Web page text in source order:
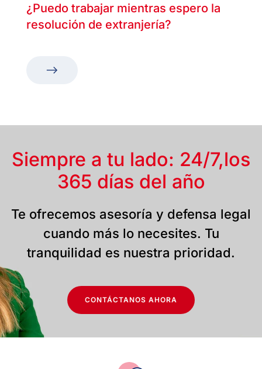
¿Puedo trabajar mientras espero la
resolución de extranjería?
Siempre a tu lado: 24/7,los
365 días del año
Te ofrecemos asesoría y defensa legal
cuando más lo necesites. Tu
tranquilidad es nuestra prioridad.
CONTÁCTANOS AHORA